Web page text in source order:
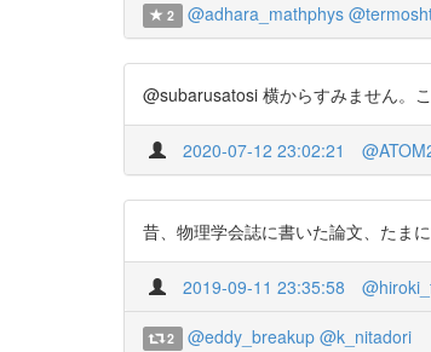
2 @adhara_mathphys
@subarusatosi 横からすみません。
2020-07-12 23:02:21
昔、物理学会誌に書いた論文、たま
2019-09-11 23:35:58
2 @eddy_breakup @k_nitadori